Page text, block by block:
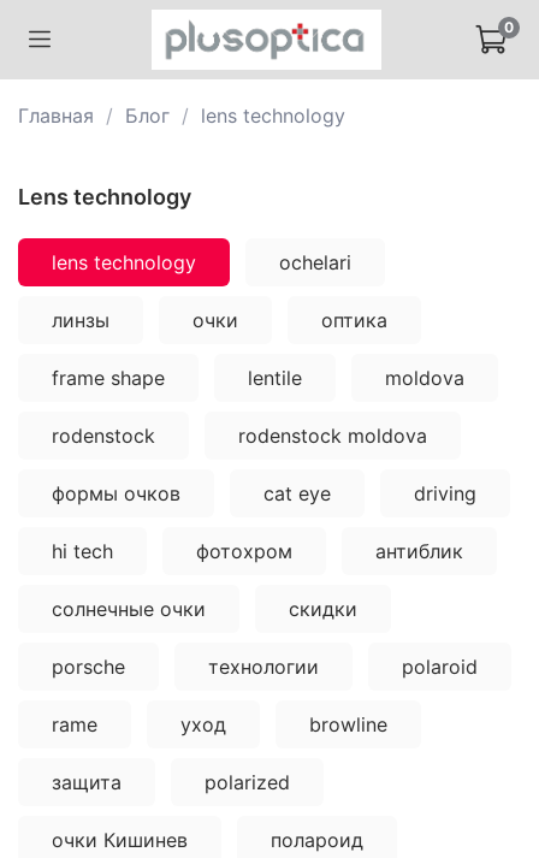
0
Главная Блог lens technology
lens technology
lens technology ochelari
линзы очки оптика
frame shape lentile moldova
rodenstock rodenstock moldova
формы очков cat eye driving
hi tech фотохром антиблик
солнечные очки скидки
porsche технологии polaroid
rame уход browline
защита polarized
очки Кишинев полароид